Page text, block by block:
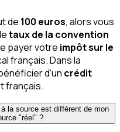
de 100 euros, alors vous
taux de la convention
payer votre impôt sur le
français. Dans la
d'un crédit
français.
la source est différent de mon
"réel" ?